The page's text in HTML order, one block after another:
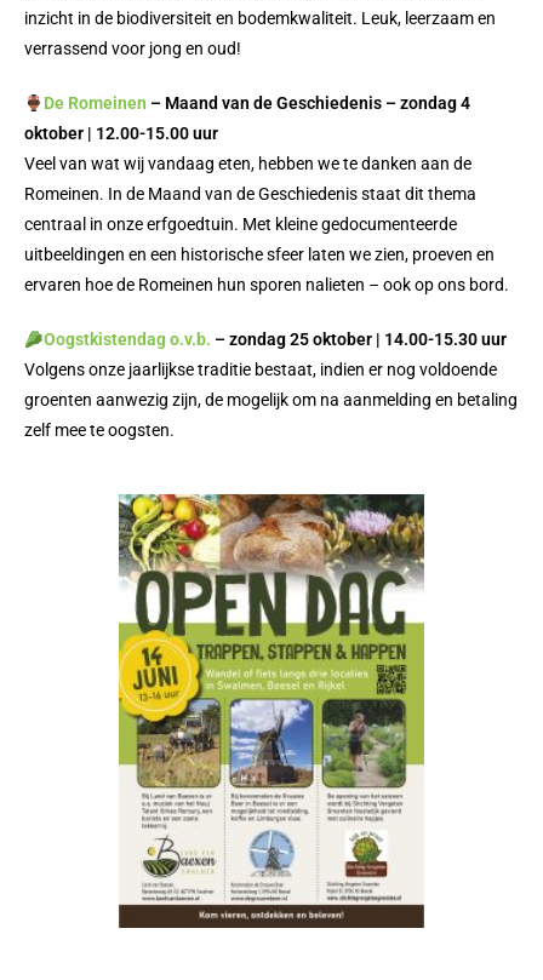
inzicht in de biodiversiteit en bodemkwaliteit. Leuk, leerzaam en
verrassend voor jong en oud!
De Romeinen – Maand van de Geschiedenis – zondag 4
oktober | 12.00-15.00 uur
Veel van wat wij vandaag eten, hebben we te danken aan de
Romeinen. In de Maand van de Geschiedenis staat dit thema
centraal in onze erfgoedtuin. Met kleine gedocumenteerde
uitbeeldingen en een historische sfeer laten we zien, proeven en
ervaren hoe de Romeinen hun sporen nalieten – ook op ons bord.
Oogstkistendag o.v.b. – zondag 25 oktober | 14.00-15.30 uur
Volgens onze jaarlijkse traditie bestaat, indien er nog voldoende
groenten aanwezig zijn, de mogelijk om na aanmelding en betaling
zelf mee te oogsten.